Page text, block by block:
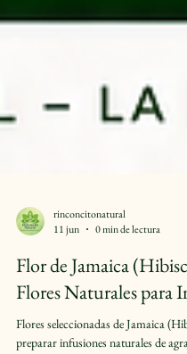
11 jun
0 min de lectura
Flor de Jamaica
Flores Naturales para